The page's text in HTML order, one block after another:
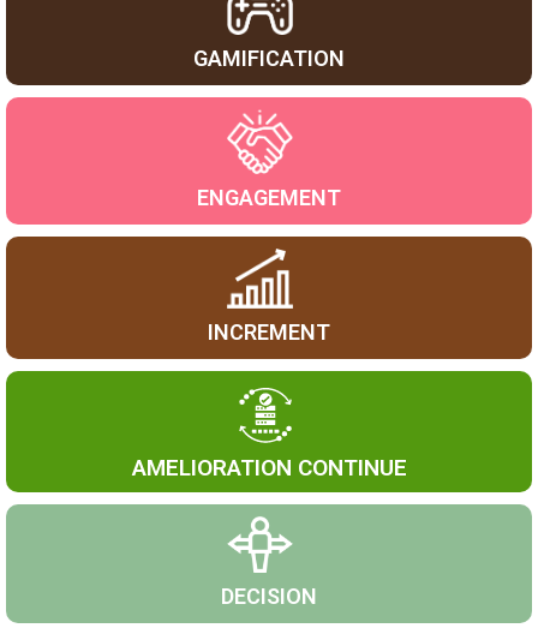
GAMIFICATION
ENGAGEMENT
INCREMENT
AMELIORATION CONTINUE
DECISION